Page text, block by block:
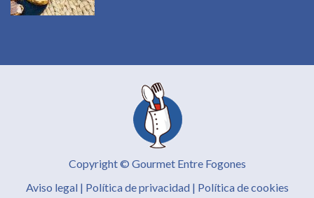
Copyright © Gourmet Entre Fogones
Aviso legal| Política de privacidad| Política de cookies